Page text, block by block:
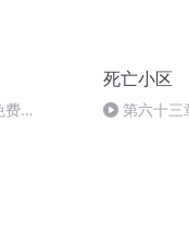
费
死亡小区
第六十三